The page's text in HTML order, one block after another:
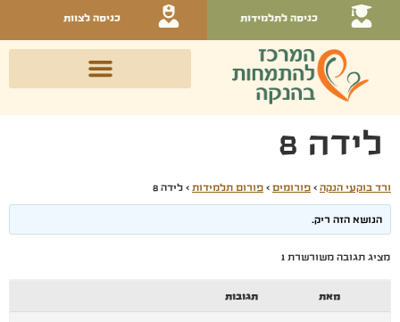
כניסה לתלמידות כניסה לצוות
לידה 8
ורד בוקעי הנקה › פורומים › פורום תלמידות › לידה 8
הנושא הזה ריק.
מציג תגובה משורשרת 1
מאת תגובות